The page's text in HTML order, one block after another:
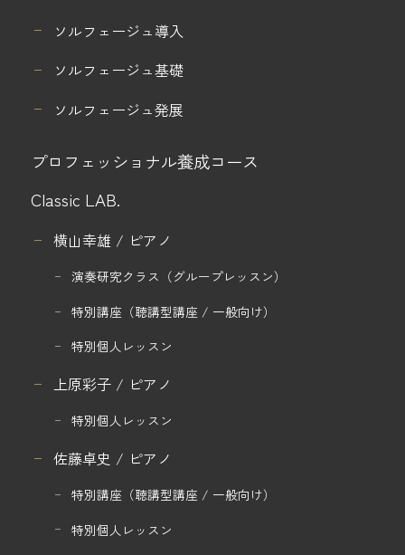
ソルフェージュ導入
ソルフェージュ基礎
ソルフェージュ発展
プロフェッショナル養成コース
Classic LAB.
横山幸雄 / ピアノ
演奏研究クラス （グループレッスン）
特別講座 （聴講型講座 / 一般向け）
特別個人レッスン
上原彩子 / ピアノ
特別個人レッスン
佐藤卓史 / ピアノ
特別講座 （聴講型講座 / 一般向け）
特別個人レッスン